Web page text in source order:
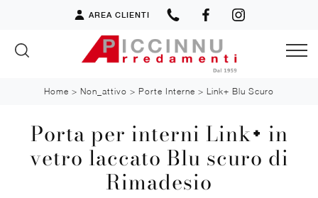
AREA CLIENTI
Home > Non_attivo > Porte Interne > Link+ Blu Scuro
Porta per interni Link+ in
vetro laccato Blu scuro di
Rimadesio